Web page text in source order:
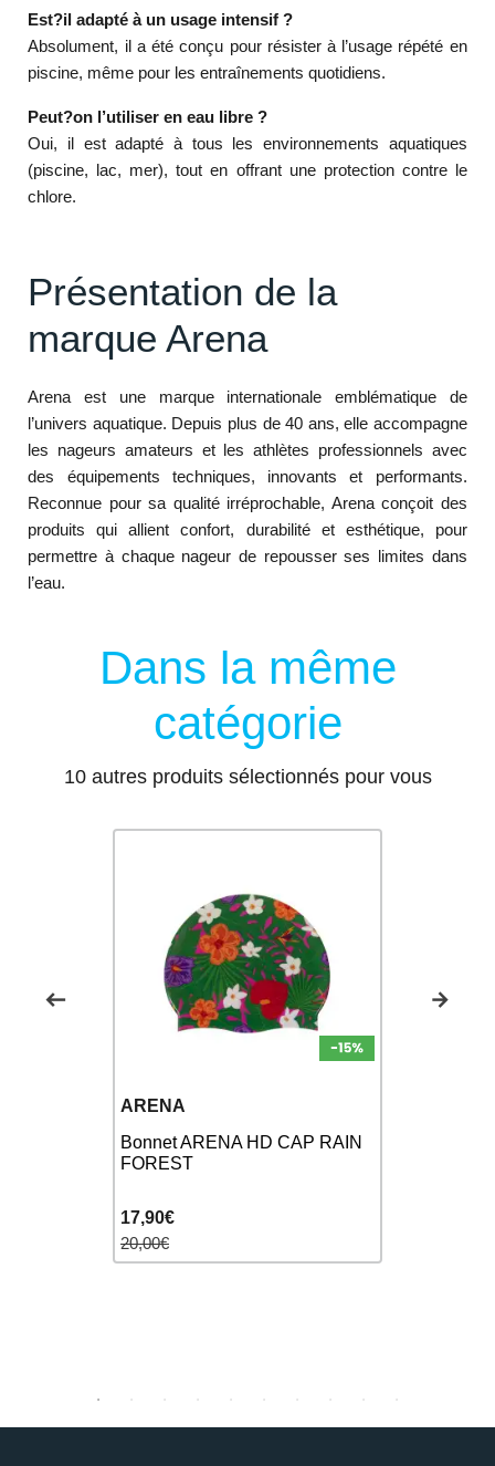
Est?il adapté à un usage intensif ?
Absolument, il a été conçu pour résister à l’usage répété en
piscine, même pour les entraînements quotidiens.
Peut?on l’utiliser en eau libre ?
Oui, il est adapté à tous les environnements aquatiques
(piscine, lac, mer), tout en offrant une protection contre le
chlore.
Présentation de la
marque Arena
Arena est une marque internationale emblématique de
l’univers aquatique. Depuis plus de 40 ans, elle accompagne
les nageurs amateurs et les athlètes professionnels avec
des équipements techniques, innovants et performants.
Reconnue pour sa qualité irréprochable, Arena conçoit des
produits qui allient confort, durabilité et esthétique, pour
permettre à chaque nageur de repousser ses limites dans
l’eau.
Dans la même
catégorie
10 autres produits sélectionnés pour vous
ARENA
Bonnet ARENA HD CAP RAIN
FOREST
17,90€
20,00€